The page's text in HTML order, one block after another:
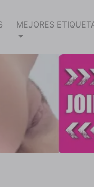
MEJORES